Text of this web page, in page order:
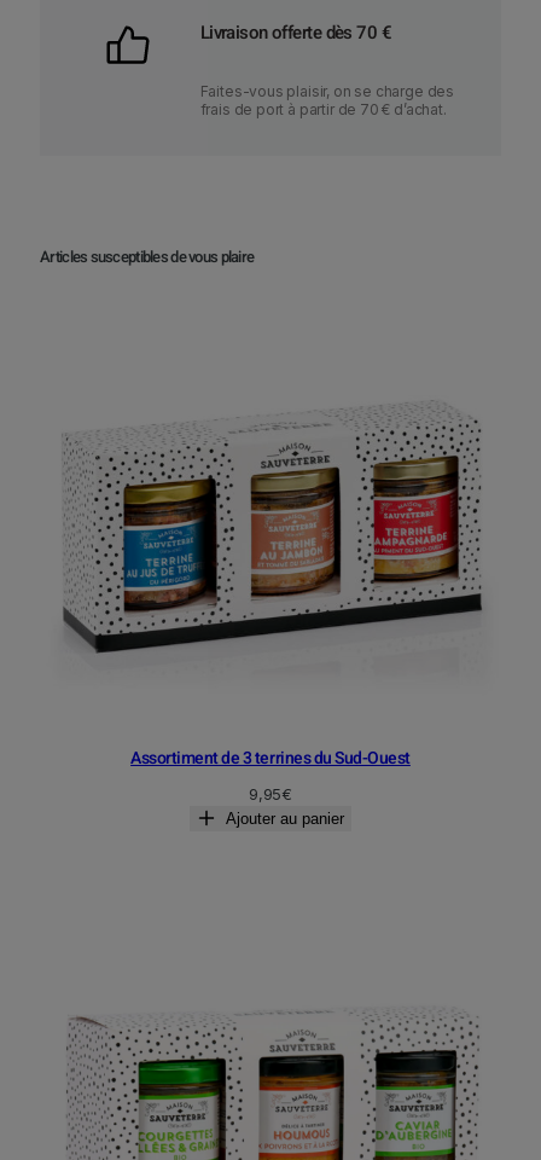
Livraison offerte dès 70 €
Faites-vous plaisir, on se charge des
frais de port à partir de 70 € d’achat.
Articles susceptibles de vous plaire
Assortiment de 3 terrines du Sud-Ouest
9,95€
Ajouter au panier